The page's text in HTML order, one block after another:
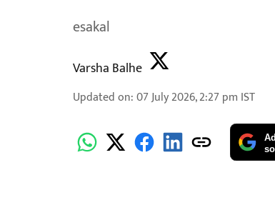
esakal
Varsha Balhe
Updated on:07 July 2026, 2:27 pm IST